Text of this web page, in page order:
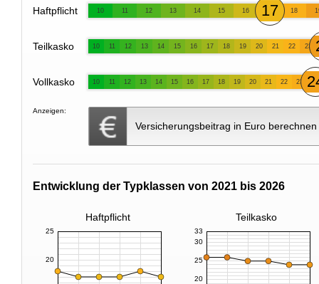
Haftpflicht 10 11 12 13 14 15 16 17 18
Teilkasko 10 11 12 13 14 15 16 17 18 19 20 21 22 23
Vollkasko 10 11 12 13 14 15 16 17 18 19 20 21 22 23
Anzeigen:
Versicherungsbeitrag in Euro berechnen
Entwicklung der Typklassen von 2021 bis 2026
Haftpflicht Teilkasko
20
25
20
25
30
33